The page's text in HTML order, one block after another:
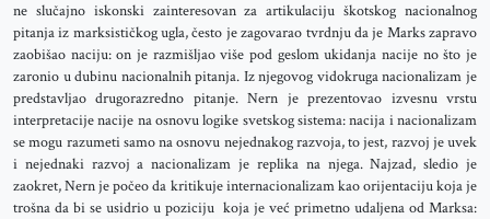
ne slučajno iskonski zainteresovan za artikulaciju škotskog nacionalnog
pitanja iz marksističkog ugla, često je zagovarao tvrdnju da je Marks zapravo
zaobišao naciju: on je razmišljao više pod geslom ukidanja nacije no što je
zaronio u dubinu nacionalnih pitanja. Iz njegovog vidokruga nacionalizam je
predstavljao drugorazredno pitanje. Nern je prezentovao izvesnu vrstu
interpretacije nacije na osnovu logike svetskog sistema: nacija i nacionalizam
se mogu razumeti samo na osnovu nejednakog razvoja, to jest, razvoj je uvek
i nejednaki razvoj a nacionalizam je replika na njega. Najzad, sledio je
zaokret, Nern je počeo da kritikuje internacionalizam kao orijentaciju koja je
trošna da bi se usidrio u poziciju koja je već primetno udaljena od Marksa: